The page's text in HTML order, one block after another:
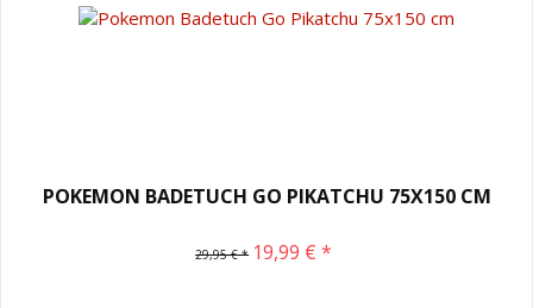
POKEMON BADETUCH GO PIKATCHU 75X150 CM
29,95 € * 19,99 € *